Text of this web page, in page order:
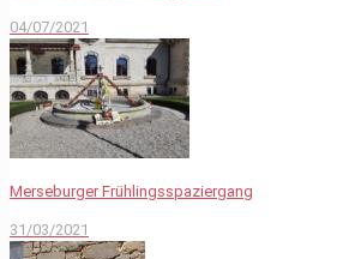
04/07/2021
Merseburger Frühlingsspaziergang
31/03/2021